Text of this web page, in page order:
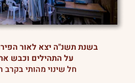
בשנת תשנ"ה יצא לאור
על התהילים וכבש
חל שינוי מהותי